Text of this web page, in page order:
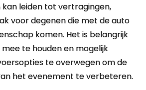
leiden tot vertragingen,
voor degenen die met de auto
komen. Het is belangrijk
te houden en mogelijk
te overwegen om de
het evenement te verbeteren.